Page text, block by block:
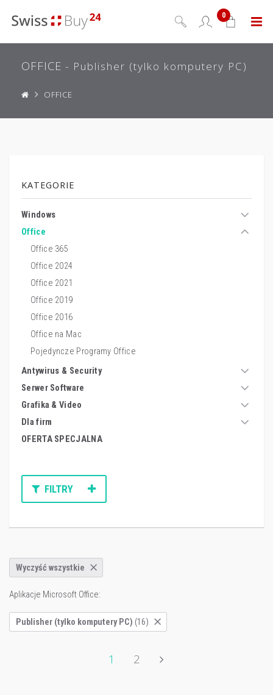
Menu
0
OFFICE - Publisher (tylko komputery PC)
OFFICE
KATEGORIE
Windows
Office
Office 365
Office 2024
Office 2021
Office 2019
Office 2016
Office na Mac
Pojedyncze Programy Office
Antywirus & Security
Serwer Software
Grafika & Video
Dla firm
OFERTA SPECJALNA
FILTRY
Wyczyść wszystkie
Aplikacje Microsoft Office:
Publisher (tylko komputery PC) (16)
1 2